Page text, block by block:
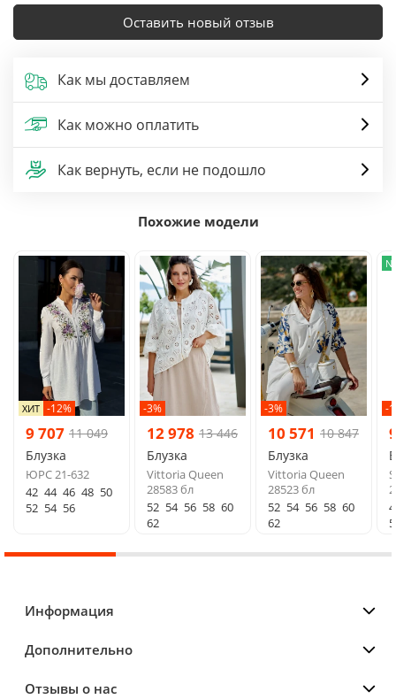
Оставить новый отзыв
Как мы доставляем
Как можно оплатить
Как вернуть, если не подошло
Похожие модели
ХИТ -12%
9 707 11 049
Блузка
ЮРС 21-632
42 44 46 48 50
52 54 56
-3%
12 978 13 446
Блузка
Vittoria Queen
28583 бл
52 54 56 58 60
62
-3%
10 571 10 847
Блузка
Vittoria Queen
28523 бл
52 54 56 58 60
62
-
Информация
Дополнительно
Отзывы о нас